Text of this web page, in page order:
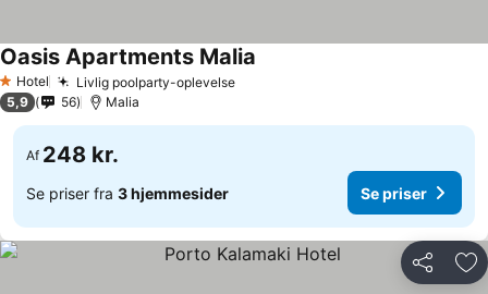
1 Stjerner
Hotel Livlig poolparty-oplevelse
Oasis Apartments Malia
5,9 56 Malia
Af 248 kr.
Se priser fra 3 hjemmesider Se priser
Del